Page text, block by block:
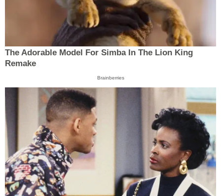
The Adorable Model For Simba In The Lion King
Remake
Brainberries